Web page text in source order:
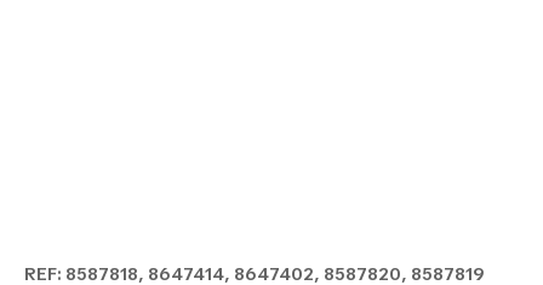
REF: 8587818, 8647414, 8647402, 8587820, 8587819